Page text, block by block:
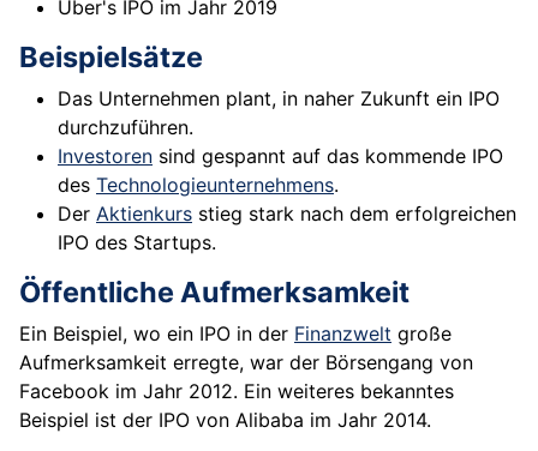
Uber's IPO im Jahr 2019
Beispielsätze
Das Unternehmen plant, in naher Zukunft ein IPO
durchzuführen.
Investoren sind gespannt auf das kommende IPO
des Technologieunternehmens.
Der Aktienkurs stieg stark nach dem erfolgreichen
IPO des Startups.
Öffentliche Aufmerksamkeit
Ein Beispiel, wo ein IPO in der Finanzwelt große
Aufmerksamkeit erregte, war der Börsengang von
Facebook im Jahr 2012. Ein weiteres bekanntes
Beispiel ist der IPO von Alibaba im Jahr 2014.